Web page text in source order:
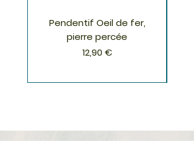
Pendentif Oeil de fer,
pierre percée
Prix
12,90 €